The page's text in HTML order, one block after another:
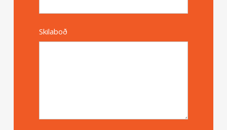
Skilaboð